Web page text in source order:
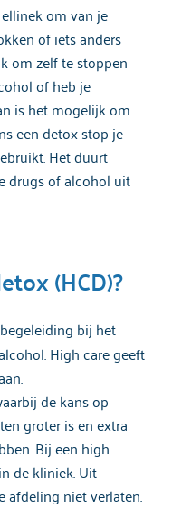
om van je
of iets anders
om zelf te stoppen
of heb je
is het mogelijk om
een detox stop je
Het duurt
drugs of alcohol uit
(HCD)?
bij het
High care geeft
de kans op
groter is en extra
Bij een high
de kliniek. Uit
afdeling niet verlaten.